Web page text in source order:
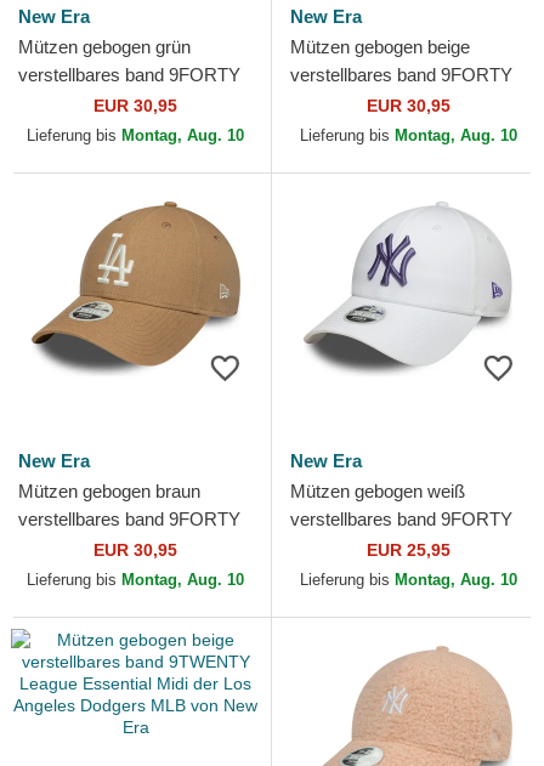
New Era
Mützen gebogen grün
verstellbares band 9FORTY
Mini Cord der New York
Yankees MLB von New Era
EUR 30,95
Lieferung bis Montag, Aug. 10
New Era
Mützen gebogen beige
verstellbares band 9FORTY
Mini Cord der New York
Yankees MLB von New Era
EUR 30,95
Lieferung bis Montag, Aug. 10
New Era
Mützen gebogen braun
verstellbares band 9FORTY
Linen der Los Angeles
Dodgers MLB von New Era
EUR 30,95
Lieferung bis Montag, Aug. 10
New Era
Mützen gebogen weiß
verstellbares band 9FORTY
League Essential der New
York Yankees MLB von New
EUR 25,95
Lieferung bis Montag, Aug. 10